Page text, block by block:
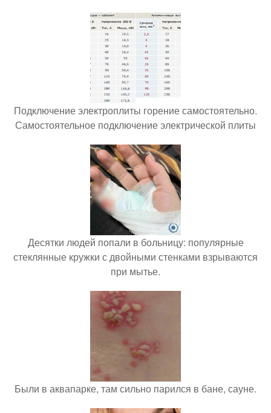
Подключение электроплиты горение самостоятельно.
Самостоятельное подключение электрической плиты
Десятки людей попали в больницу: популярные
стеклянные кружки с двойными стенками взрываются
при мытье.
Были в аквапарке, там сильно парился в бане, сауне.